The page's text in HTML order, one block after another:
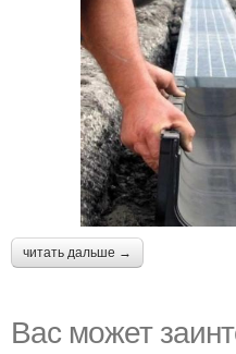
читать дальше →
Вас может